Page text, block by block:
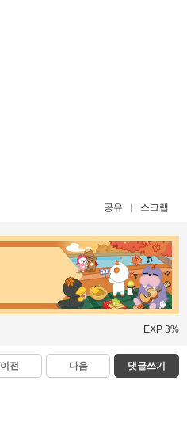
공유 스크랩
EXP 3%
이전 다음 댓글쓰기